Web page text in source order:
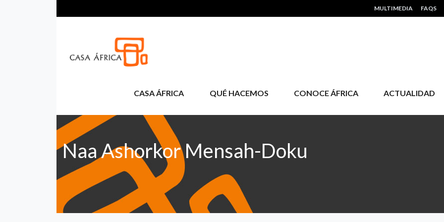
HEADER MENU
MULTIMEDIA FAQS
CASA ÁFRICA QUÉ HACEMOS CONOCE ÁFRICA ACTUALIDAD
Naa Ashorkor Mensah-Doku